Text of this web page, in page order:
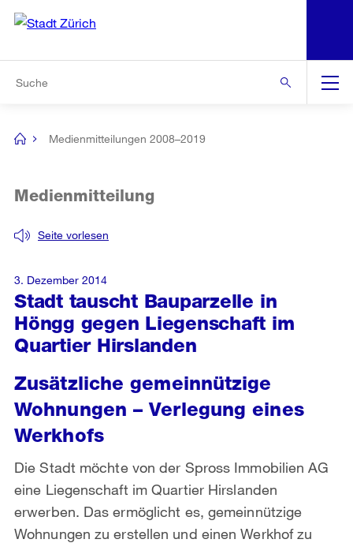
Navigation
[no
Medienmitteilungen 2008–2019
Stadt tauscht Bauparzelle in
Höngg gegen Liegenschaft im
Quartier Hirslanden
Seite vorlesen
Medienmitteilung
Zusätzliche gemeinnützige
Wohnungen – Verlegung eines
Werkhofs
Die Stadt möchte von der Spross Immobilien AG
eine Liegenschaft im Quartier Hirslanden
erwerben. Das ermöglicht es, gemeinnützige
Wohnungen zu erstellen und einen Werkhof zu
3. Dezember 2014